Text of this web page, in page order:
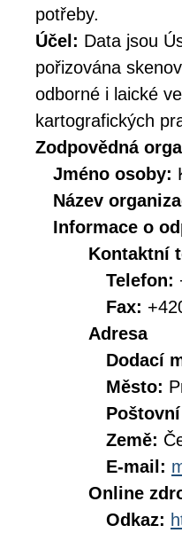
potřeby.
Účel: Data jsou
pořizována
odborné i laické
kartografických
Zodpovědná
Jméno osoby:
Název
Informace o
Kontaktní
Telefon:
Fax:
Adresa
Dodací
Město:
Země:
E-mail:
Online
Odkaz: